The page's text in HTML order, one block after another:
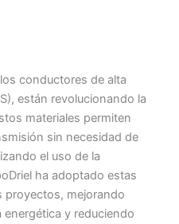
conductores de alta
están revolucionando la
materiales permiten
sin necesidad de
el uso de la
ha adoptado estas
proyectos, mejorando
y reduciendo